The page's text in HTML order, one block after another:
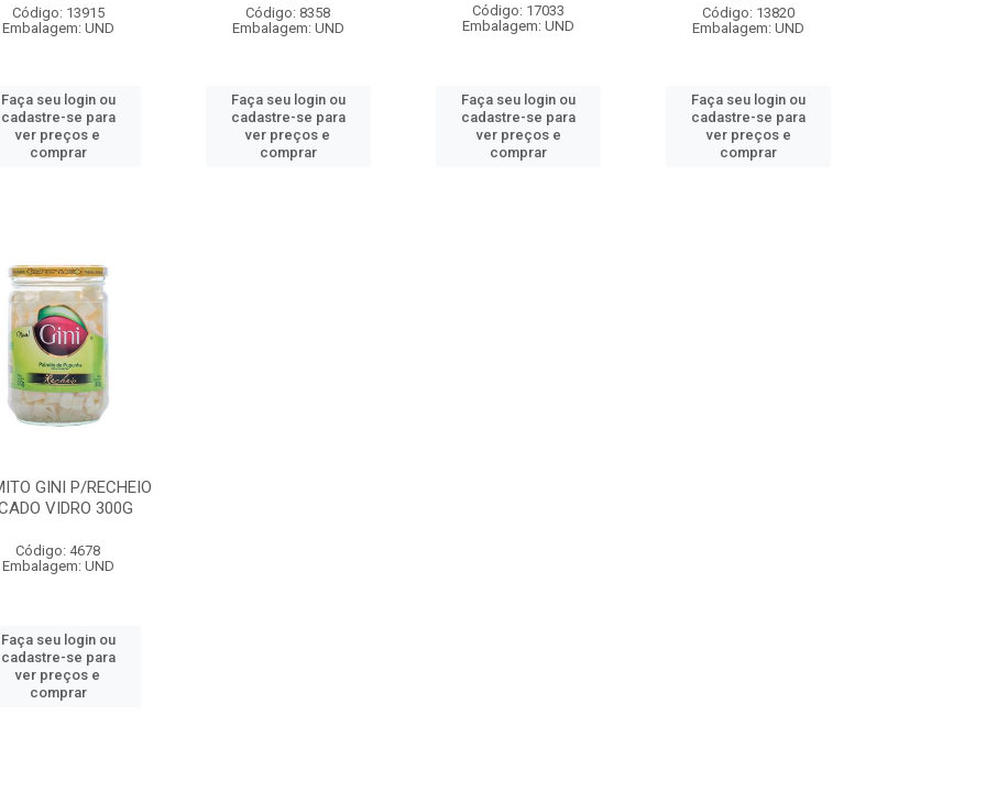
Código: 13915
Embalagem: UND
Faça seu login ou
cadastre-se para
ver preços e
comprar
Código: 8358
Embalagem: UND
Faça seu login ou
cadastre-se para
ver preços e
comprar
Código: 17033
Embalagem: UND
Faça seu login ou
cadastre-se para
ver preços e
comprar
Código: 13820
Embalagem: UND
Faça seu login ou
cadastre-se para
ver preços e
comprar
GINI P/RECHEIO
VIDRO 300G
Código: 4678
Embalagem: UND
Faça seu login ou
cadastre-se para
ver preços e
comprar